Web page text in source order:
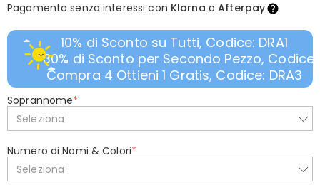
Pagamento senza interessi con Klarna oAfterpay
10% di Sconto su Tutti, Codice: DRA1
30% di Sconto per Secondo Pezzo, Codice:
Compra 4 Ottieni 1 Gratis, Codice: DRA3
Soprannome*
Seleziona
Numero di Nomi & Colori*
Seleziona